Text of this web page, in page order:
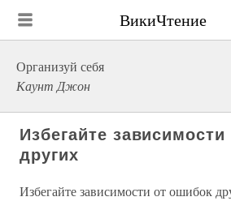
ВикиЧтение
Организуй себя
Каунт Джон
Избегайте
других
Избегайте зависимости от ошибок